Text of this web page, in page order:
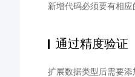
新增代码必须要有相
通过精度验证
扩展数据类型后需要